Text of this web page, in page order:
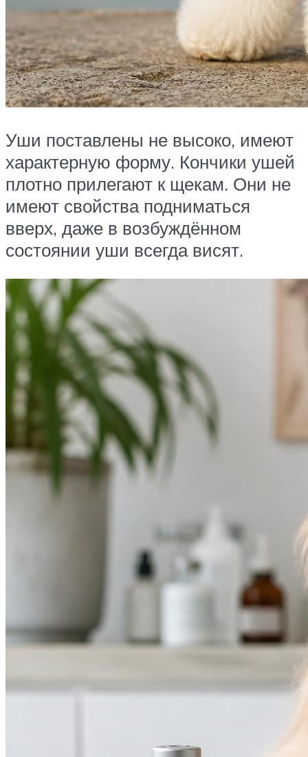
Уши поставлены не высоко, имеют
характерную форму. Кончики ушей
плотно прилегают к щекам. Они не
имеют свойства подниматься
вверх, даже в возбуждённом
состоянии уши всегда висят.